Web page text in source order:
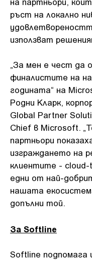
ръст на локално
използват
„За мен е чест да
финалистите на
годината“ на
Родни Кларк,
Global Partner
Chief в Microsoft.
партньори
изграждането на
клиентите -
едни от най-
нашата
допълни той.
За Softline
Softline подпомага